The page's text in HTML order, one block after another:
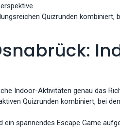
Quizrunden kombiniert,
Indoor-Aktivitäten genau das
Quizrunden kombiniert, bei
ein spannendes Escape Game